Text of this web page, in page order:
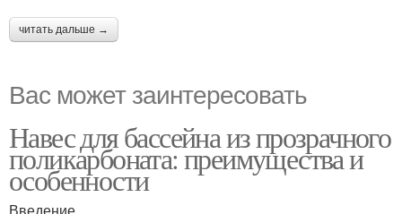
читать дальше →
Вас может заинтересовать
Навес для бассейна из прозрачного
поликарбоната: преимущества и
особенности
Введение